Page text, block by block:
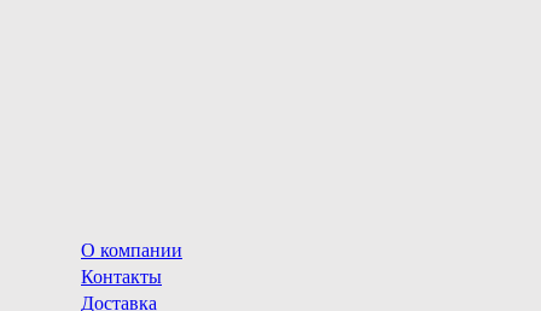
О компании
Контакты
Доставка